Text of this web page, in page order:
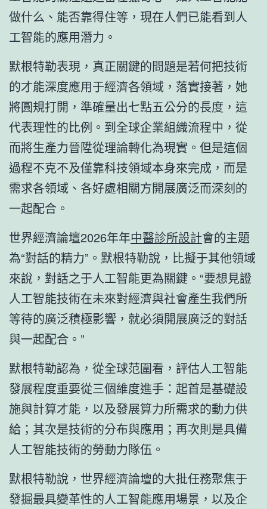
做什么、能否靠得住等，現在人們已能看到人
工智能的應用潛力。
默根特勒表現，真正關鍵的問題是若何把技術
的才能深度應用于經濟各領域，落實接著，她
將圓規打開，準確量出七點五公分的長度，這
代表理性的比例。到全球企業組織流程中，從
而將生產力晉陞從理論轉化為現實。但是這個
過程不克不及僅靠科技領域本身來完成，而是
需求各領域、各好處相關方開展廣泛而深刻的
一起配合。
世界經濟論壇2026年年中醫診所設計會的主題
為“對話的精力”。默根特勒說，比擬于其他領域
來說，對話之于人工智能更為關鍵。“要想見證
人工智能技術在未來對經濟與社會產生我們所
等待的廣泛積極影響，就必須開展廣泛的對話
與一起配合。”
默根特勒認為，從全球范圍看，評估人工智能
發展程度重要從三個維度進手：起首是基礎設
施與計算才能，以及發展算力所需求的動力供
給；其次是技術的分布與應用；再次則是具備
人工智能技術的勞動力隊伍。
默根特勒說，世界經濟論壇的大批任務聚焦于
發掘最具變革性的人工智能應用場景，以及企